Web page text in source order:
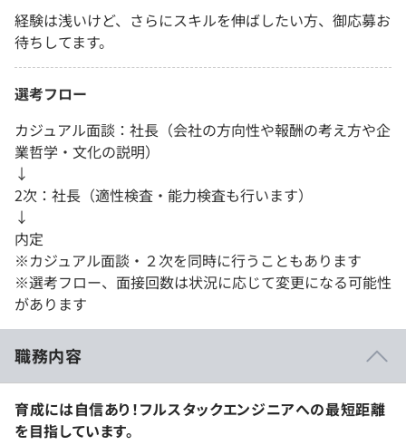
経験は浅いけど、さらにスキルを伸ばしたい方、御応募お
待ちしてます。
選考フロー
カジュアル面談：社長（会社の方向性や報酬の考え方や企
業哲学・文化の説明）
↓
2次：社長（適性検査・能力検査も行います）
↓
内定
※カジュアル面談・２次を同時に行うこともあります
※選考フロー、面接回数は状況に応じて変更になる可能性
があります
職務内容
育成には自信あり！フルスタックエンジニアへの最短距離
を目指しています。